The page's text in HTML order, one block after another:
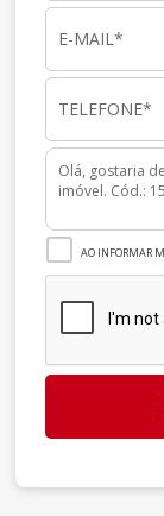
AO INFORMAR